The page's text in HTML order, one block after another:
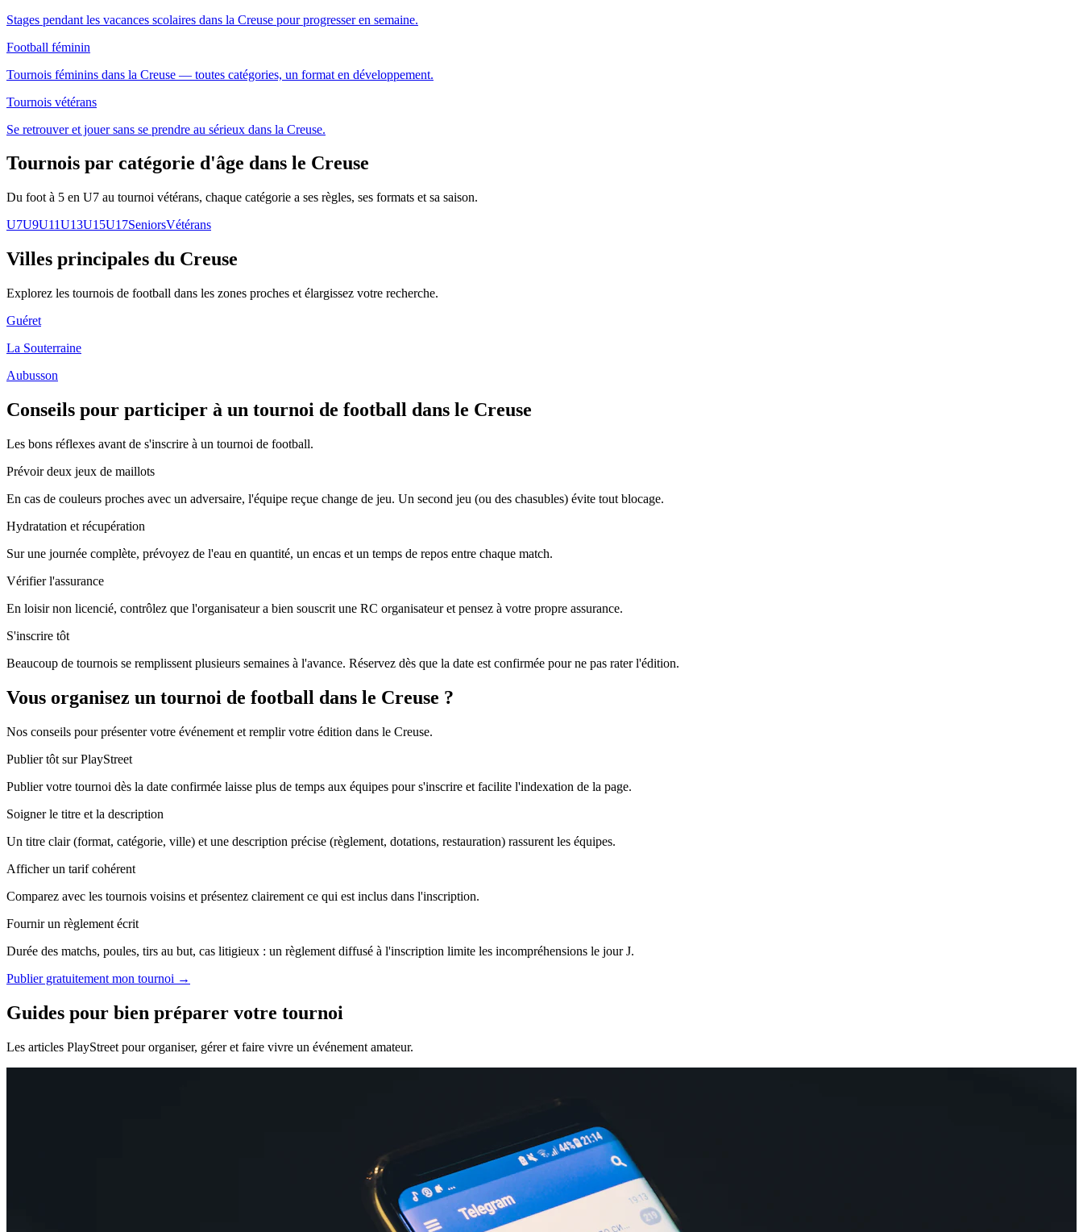
Stages pendant les vacances scolaires dans la Creuse pour progresser en semaine.
Football féminin
Tournois féminins dans la Creuse — toutes catégories, un format en développement.
Tournois vétérans
Se retrouver et jouer sans se prendre au sérieux dans la Creuse.
Tournois par catégorie d'âge dans le Creuse
Du foot à 5 en U7 au tournoi vétérans, chaque catégorie a ses règles, ses formats et sa saison.
U7U9U11U13U15U17SeniorsVétérans
Villes principales du Creuse
Explorez les tournois de football dans les zones proches et élargissez votre recherche.
Guéret
La Souterraine
Aubusson
Conseils pour participer à un tournoi de football dans le Creuse
Les bons réflexes avant de s'inscrire à un tournoi de football.
Prévoir deux jeux de maillots
En cas de couleurs proches avec un adversaire, l'équipe reçue change de jeu. Un second jeu (ou des chasubles) évite tout blocage.
Hydratation et récupération
Sur une journée complète, prévoyez de l'eau en quantité, un encas et un temps de repos entre chaque match.
Vérifier l'assurance
En loisir non licencié, contrôlez que l'organisateur a bien souscrit une RC organisateur et pensez à votre propre assurance.
S'inscrire tôt
Beaucoup de tournois se remplissent plusieurs semaines à l'avance. Réservez dès que la date est confirmée pour ne pas rater l'édition.
Vous organisez un tournoi de football dans le Creuse ?
Nos conseils pour présenter votre événement et remplir votre édition dans le Creuse.
Publier tôt sur PlayStreet
Publier votre tournoi dès la date confirmée laisse plus de temps aux équipes pour s'inscrire et facilite l'indexation de la page.
Soigner le titre et la description
Un titre clair (format, catégorie, ville) et une description précise (règlement, dotations, restauration) rassurent les équipes.
Afficher un tarif cohérent
Comparez avec les tournois voisins et présentez clairement ce qui est inclus dans l'inscription.
Fournir un règlement écrit
Durée des matchs, poules, tirs au but, cas litigieux : un règlement diffusé à l'inscription limite les incompréhensions le jour J.
Publier gratuitement mon tournoi →
Guides pour bien préparer votre tournoi
Les articles PlayStreet pour organiser, gérer et faire vivre un événement amateur.